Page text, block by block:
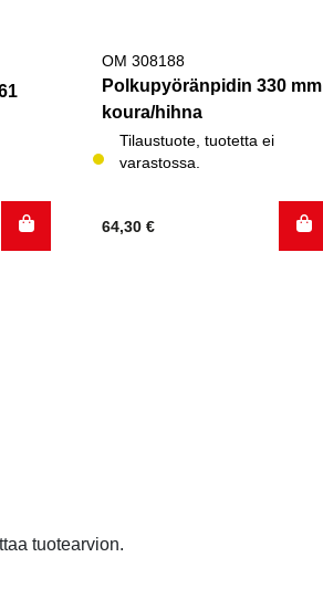
OM 308188
Polkupyöränpidin 330 mm
koura/hihna
Tilaustuote, tuotetta ei
varastossa.
64,30€
tuotearvion.